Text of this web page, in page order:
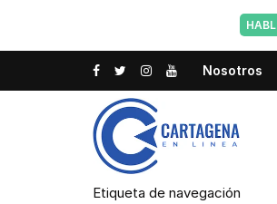
Nosotros
Etiqueta de navegación